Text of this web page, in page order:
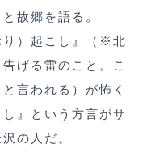
故郷を語る。
り）起こし』（※北
げる雷のこと。こ
言われる）が怖く
』という方言がサ
の人だ。